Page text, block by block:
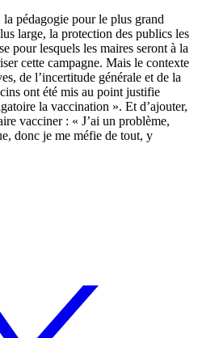
pédagogie pour le plus grand
large, la protection des publics les
pour lesquels les maires seront à la
cette campagne. Mais le contexte
de l’incertitude générale et de la
ont été mis au point justifie
la vaccination ». Et d’ajouter,
vacciner : « J’ai un problème,
donc je me méfie de tout, y